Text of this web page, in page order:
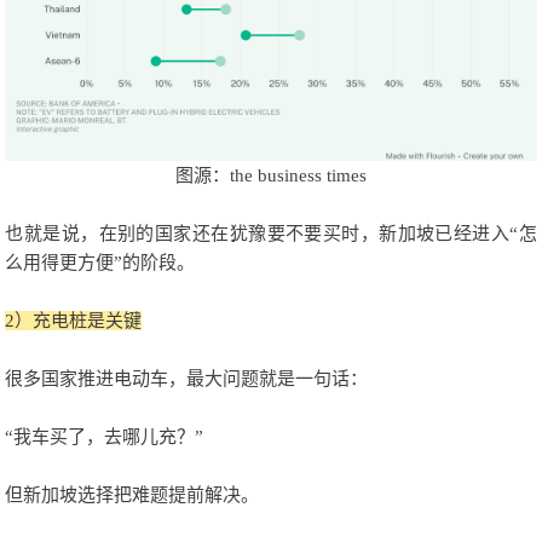
图源：the business times
也就是说，在别的国家还在犹豫要不要买时，新加坡已经进入“怎
么用得更方便”的阶段。
2）充电桩是关键
很多国家推进电动车，最大问题就是一句话：
“我车买了，去哪儿充？”
但新加坡选择把难题提前解决。